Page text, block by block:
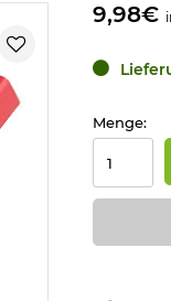
9,98€
Menge: